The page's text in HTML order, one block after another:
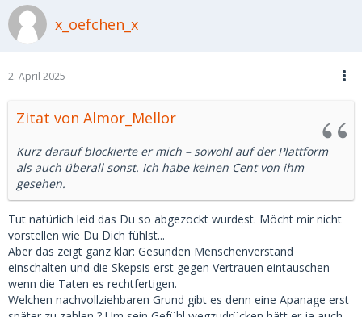
x_oefchen_x
2. April 2025
Zitat von Almor_Mellor
Kurz darauf blockierte er mich – sowohl auf der Plattform
als auch überall sonst. Ich habe keinen Cent von ihm
gesehen.
Tut natürlich leid das Du so abgezockt wurdest. Möcht mir nicht
vorstellen wie Du Dich fühlst...
Aber das zeigt ganz klar: Gesunden Menschenverstand
einschalten und die Skepsis erst gegen Vertrauen eintauschen
wenn die Taten es rechtfertigen.
Welchen nachvollziehbaren Grund gibt es denn eine Apanage erst